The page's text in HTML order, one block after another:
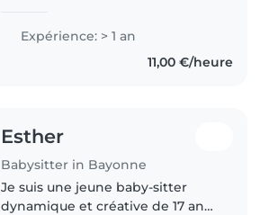
de tous âges, des tout-petits aux
adolescents. Je suis calme,
responsable et j'ai un bon sens..
Expérience: > 1 an
11,00 €/heure
Esther
Babysitter in Bayonne
Je suis une jeune baby-sitter
dynamique et créative de 17 ans.